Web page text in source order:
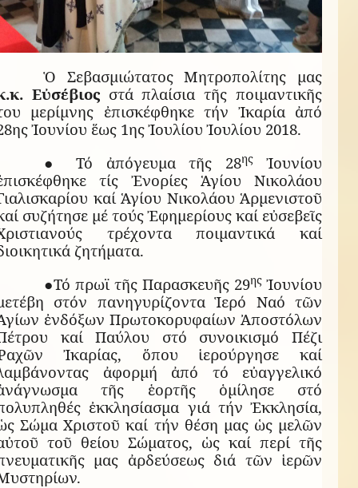
Ὁ Σεβασμιώτατος Μητροπολίτης μας
Εὐσέβιοςστά πλαίσια τῆς ποιμαντικῆς
μερίμνης ἐπισκέφθηκε τήν Ἰκαρία ἀπό
Ἰουνίου ἕως 1ης Ἰουλίου Ἰουλίου 2018.
● Τό ἀπόγευμα τῆς 28ης
Ἰουνίου
τίς Ἐνορίες Ἁγίου Νικολάου
καί Ἁγίου Νικολάου Ἁρμενιστοῦ
συζήτησε μέ τούς Ἐφημερίους καί εὐσεβεῖς
τρέχοντα ποιμαντικά καί
ζητήματα.
●Τό πρωϊ τῆς Παρασκευῆς 29ης Ἰουνίου
στόν πανηγυρίζοντα Ἱερό Ναό τῶν
ἐνδόξων Πρωτοκορυφαίων Ἀποστόλων
καί Παύλου στό συνοικισμό Πέζι
Ἰκαρίας, ὅπου ἱερούργησε καί
ἀφορμή ἀπό τό εὐαγγελικό
τῆς ἑορτῆς ὁμίλησε στό
ἐκκλησίασμα γιά τήν Ἐκκλησία,
Σώμα Χριστοῦ καί τήν θέση μας ὡς μελῶν
τοῦ θείου Σώματος, ὡς καί περί τῆς
μας ἀρδεύσεως διά τῶν ἱερῶν